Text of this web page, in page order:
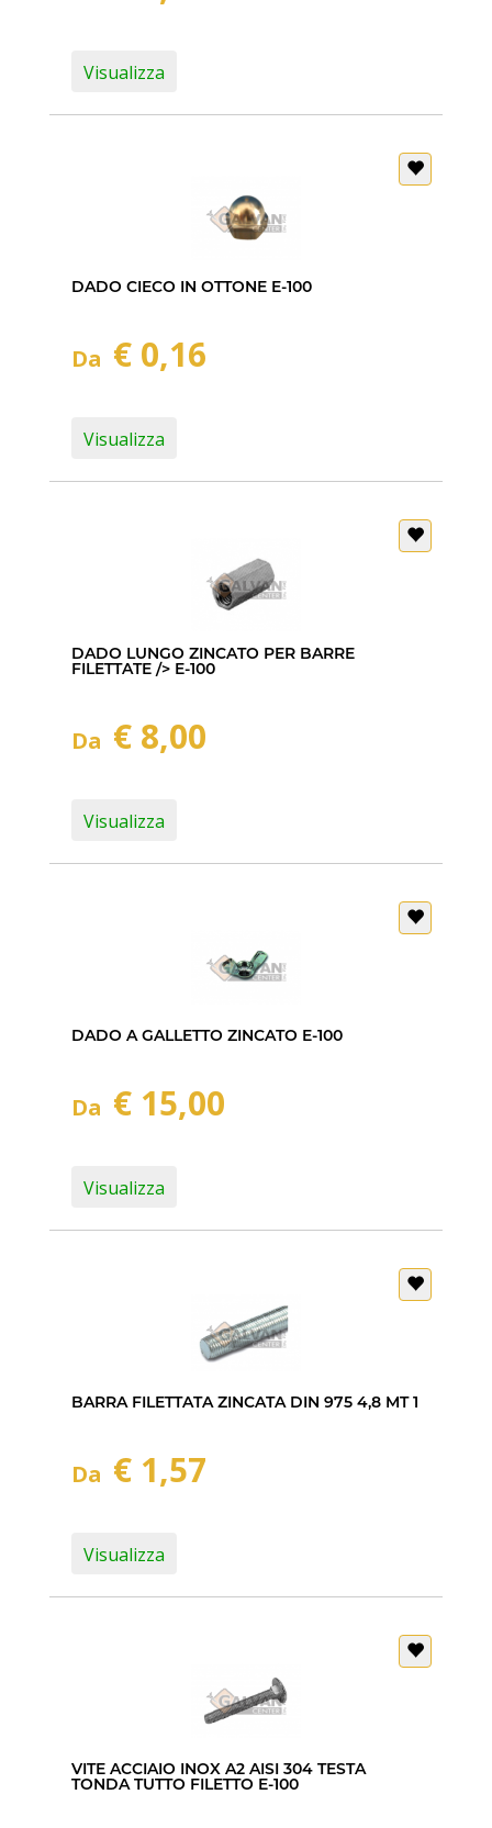
Visualizza
DADO CIECO IN OTTONE E-100
Da € 0,16
Visualizza
DADO LUNGO ZINCATO PER BARRE
FILETTATE /> E-100
Da € 8,00
Visualizza
DADO A GALLETTO ZINCATO E-100
Da € 15,00
Visualizza
BARRA FILETTATA ZINCATA DIN 975 4,8 MT 1
Da € 1,57
Visualizza
VITE ACCIAIO INOX A2 AISI 304 TESTA
TONDA TUTTO FILETTO E-100